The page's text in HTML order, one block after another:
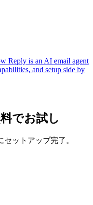
Reply is an AI email agent
and setup side by
でお試し
ットアップ完了。